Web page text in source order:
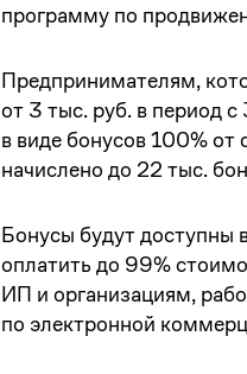
программу по
Предпринимателям,
от 3 тыс. руб. в период
в виде бонусов 100%
начислено до 22 тыс.
Бонусы будут доступны
оплатить до 99%
ИП и организациям,
по электронной